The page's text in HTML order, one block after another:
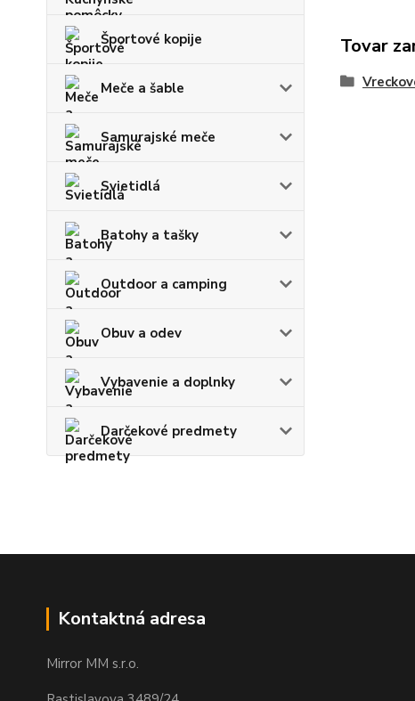
Športové kopije
Meče a šable
Samurajské meče
Svietidlá
Batohy a tašky
Outdoor a camping
Obuv a odev
Vybavenie a doplnky
Darčekové predmety
Tovar
Kontaktná adresa
Mirror MM s.r.o.